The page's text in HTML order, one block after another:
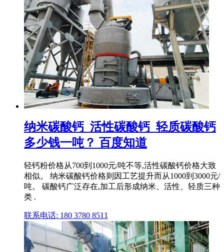
纳米碳酸钙_活性碳酸钙_轻质碳酸钙
多少钱一吨？ 百度知道
轻钙粉价格从700到1000元/吨不等,活性碳酸钙价格大致
相似。 纳米碳酸钙价格则因工艺提升而从1000到3000元/
吨。 碳酸钙广泛存在,加工后形成纳米、活性、轻质三种
类 .
联系电话: 180 3780 8511